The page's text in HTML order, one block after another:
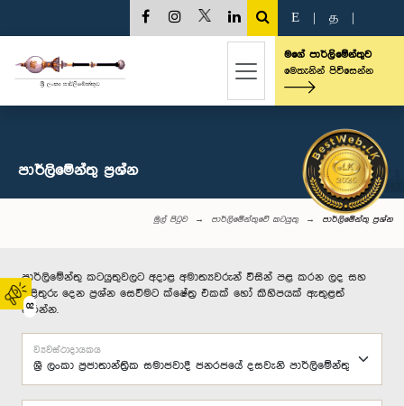
02
E த
මගේ පාර්ලිමේන්තුව
මෙතැනින් පිවිසෙන්න
පාර්ලි‌මේන්තු‌ ප්‍රශ්න
මුල් පිටුව පාර්ලිමේන්තුවේ කටයුතු පාර්ලි‌මේන්තු‌ ප්‍රශ්න
පාර්ලිමේන්තු කටයුතුවලට අදාළ අමාත්‍යවරුන් විසින් පළ කරන ලද සහ
පිළිතුරු දෙන ප්‍රශ්න සෙවීමට ක්ෂේත්‍ර එකක් හෝ කිහිපයක් ඇතුළත්
කරන්න.
ව්‍යවස්ථාදායකය